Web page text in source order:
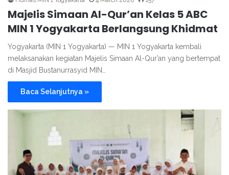
Majelis Simaan Al-Qur’an Kelas 5 ABC
MIN 1 Yogyakarta Berlangsung Khidmat
Yogyakarta (MIN 1 Yogyakarta) — MIN 1 Yogyakarta kembali
melaksanakan kegiatan Majelis Simaan Al-Qur’an yang bertempat
di Masjid Bustanurrasyid MIN…
Baca Selanjutnya »